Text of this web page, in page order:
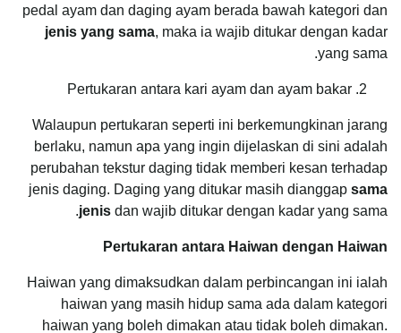
pedal ayam dan daging ayam berada bawah kategori dan
jenis yang sama, maka ia wajib ditukar dengan kadar
yang sama.
Pertukaran antara kari ayam dan ayam bakar
Walaupun pertukaran seperti ini berkemungkinan jarang
berlaku, namun apa yang ingin dijelaskan di sini adalah
perubahan tekstur daging tidak memberi kesan terhadap
jenis daging. Daging yang ditukar masih dianggap sama
jenis dan wajib ditukar dengan kadar yang sama.
Pertukaran antara Haiwan dengan Haiwan
Haiwan yang dimaksudkan dalam perbincangan ini ialah
haiwan yang masih hidup sama ada dalam kategori
haiwan yang boleh dimakan atau tidak boleh dimakan.